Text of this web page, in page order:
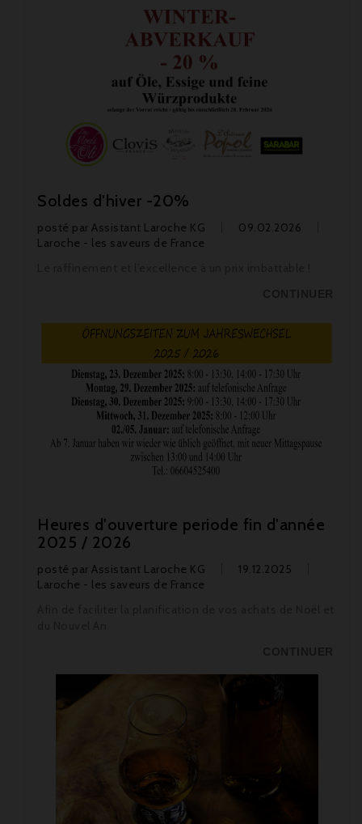
Soldes d'hiver -20%
posté par Assistant Laroche KG
09.02.2026
Laroche - les saveurs de France
Heures d'ouverture periode fin d'année
2025 / 2026
posté par Assistant Laroche KG
19.12.2025
Laroche - les saveurs de France